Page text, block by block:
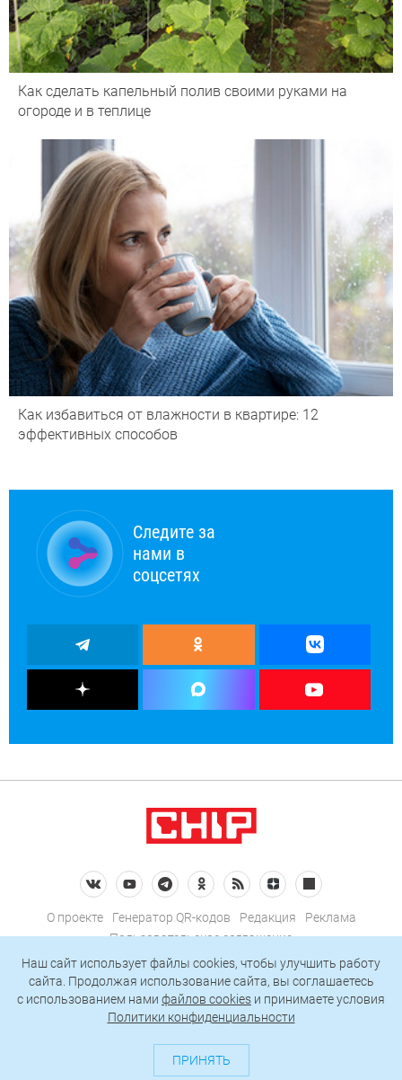
Как сделать капельный полив своими руками на
огороде и в теплице
Как избавиться от влажности в квартире: 12
эффективных способов
Следите за
нами в
соцсетях
О проекте Генератор QR-кодов Редакция
Реклама
Пользовательское соглашение
Политика конфиденциальности
Подписаться на рассылку
127018, Москва, ул. Полковая, д. 3, стр. 4, помещение I, комн. 23
Наш сайт использует файлы cookies, чтобы улучшить работу
сайта. Продолжая использование сайта, вы соглашаетесь
c использованием нами файлов cookies и принимаете условия
Политики конфиденциальности
ПРИНЯТЬ